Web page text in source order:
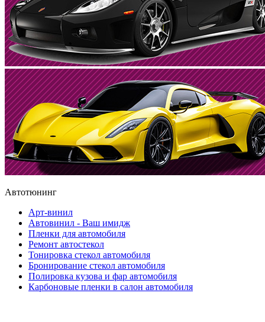
Автотюнинг
Арт-винил
Автовинил - Ваш имидж
Пленки для автомобиля
Ремонт автостекол
Тонировка стекол автомобиля
Бронирование стекол автомобиля
Полировка кузова и фар автомобиля
Карбоновые пленки в салон автомобиля